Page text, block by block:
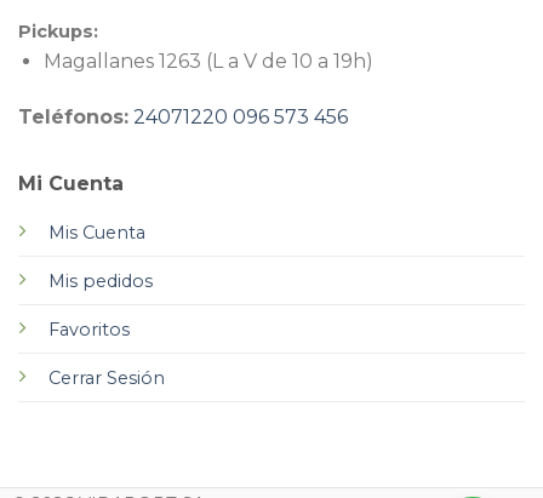
Mi Cuenta
Mis Cuenta
Mis pedidos
Favoritos
Cerrar Sesión
Pickups:
Magallanes 1263 (L a V de 10 a 19h)
Teléfonos: 24071220 096 573 456